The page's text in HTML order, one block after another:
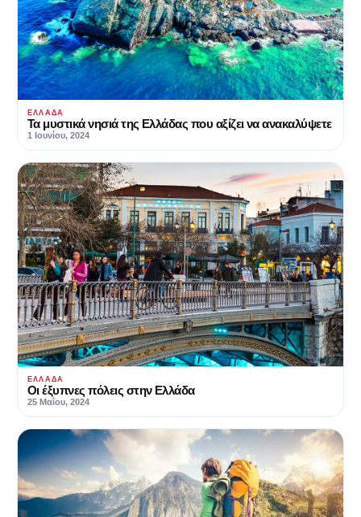
ΕΛΛΆΔΑ
Τα μυστικά νησιά της Ελλάδας που αξίζει να ανακαλύψετε
1 Ιουνίου, 2024
ΕΛΛΆΔΑ
Οι έξυπνες πόλεις στην Ελλάδα
25 Μαΐου, 2024